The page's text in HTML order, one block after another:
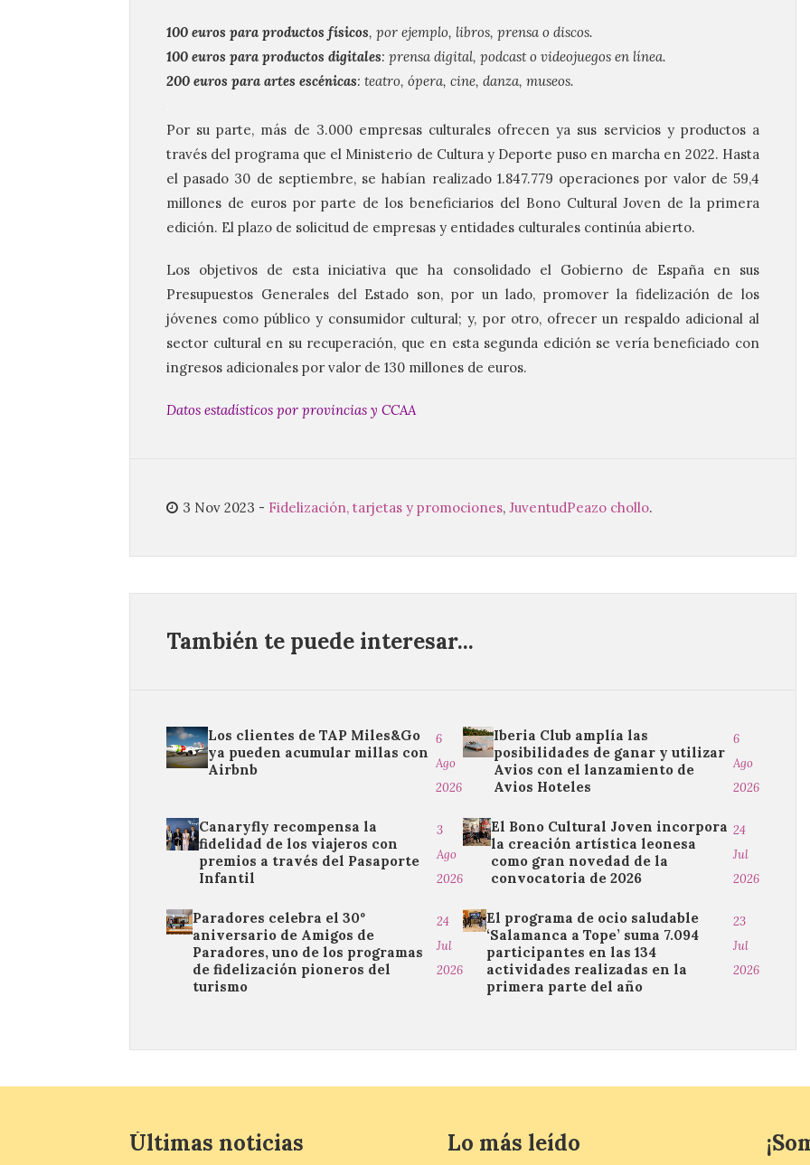
100 euros para productos físicos, por ejemplo, libros, prensa o discos.
100 euros para productos digitales: prensa digital, podcast o videojuegos en línea.
200 euros para artes escénicas: teatro, ópera, cine, danza, museos.
Por su parte, más de 3.000 empresas culturales ofrecen ya sus servicios y productos a
través del programa que el Ministerio de Cultura y Deporte puso en marcha en 2022. Hasta
el pasado 30 de septiembre, se habían realizado 1.847.779 operaciones por valor de 59,4
millones de euros por parte de los beneficiarios del Bono Cultural Joven de la primera
edición. El plazo de solicitud de empresas y entidades culturales continúa abierto.
Los objetivos de esta iniciativa que ha consolidado el Gobierno de España en sus
Presupuestos Generales del Estado son, por un lado, promover la fidelización de los
jóvenes como público y consumidor cultural; y, por otro, ofrecer un respaldo adicional al
sector cultural en su recuperación, que en esta segunda edición se vería beneficiado con
ingresos adicionales por valor de 130 millones de euros.
Datos estadísticos por provincias y CCAA
3 Nov 2023 - Fidelización, tarjetas y promociones, JuventudPeazo chollo.
También te puede interesar...
Los clientes de TAP Miles&Go
ya pueden acumular millas con
Airbnb
6
Ago
2026
Iberia Club amplía las
posibilidades de ganar y utilizar
Avios con el lanzamiento de
Avios Hoteles
6
Ago
2026
Canaryfly recompensa la
fidelidad de los viajeros con
premios a través del Pasaporte
Infantil
3
Ago
2026
El Bono Cultural Joven incorpora
la creación artística leonesa
como gran novedad de la
convocatoria de 2026
24
Jul
2026
Paradores celebra el 30º
aniversario de Amigos de
Paradores, uno de los programas
de fidelización pioneros del
turismo
24
Jul
2026
El programa de ocio saludable
‘Salamanca a Tope’ suma 7.094
participantes en las 134
actividades realizadas en la
primera parte del año
23
Jul
2026
Últimas noticias Lo más leído